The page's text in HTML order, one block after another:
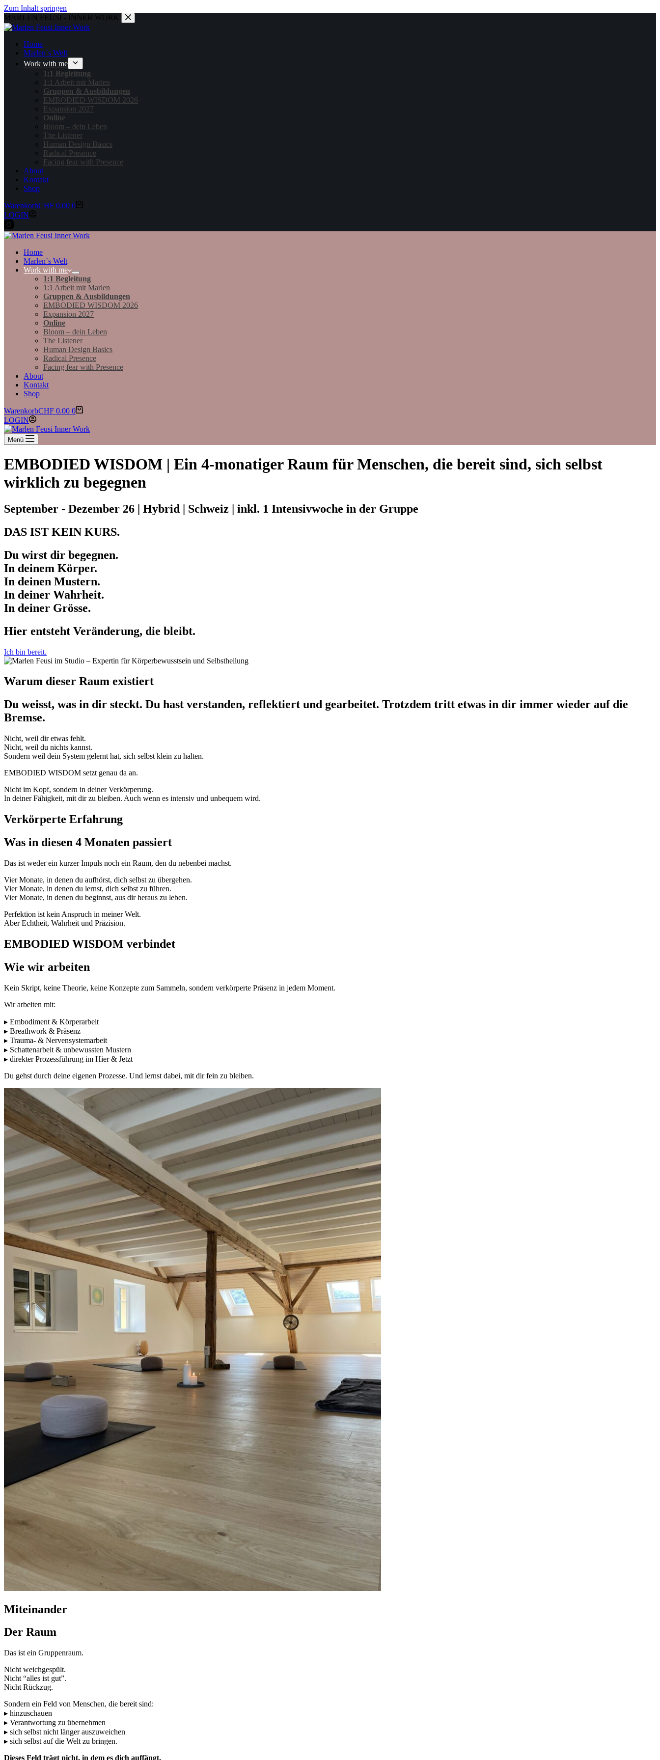
Zum Inhalt springen
MARLEN FEUSI - INNER WORK
Home
Marlen`s Welt
Work with me
1:1 Begleitung
1:1 Arbeit mit Marlen
Gruppen & Ausbildungen
EMBODIED WISDOM 2026
Expansion 2027
Online
Bloom – dein Leben
The Listener
Human Design Basics
Radical Presence
Facing fear with Presence
About
Kontakt
Shop
WarenkorbCHF 0.00 0
LOGIN
Home
Marlen`s Welt
Work with me
1:1 Begleitung
1:1 Arbeit mit Marlen
Gruppen & Ausbildungen
EMBODIED WISDOM 2026
Expansion 2027
Online
Bloom – dein Leben
The Listener
Human Design Basics
Radical Presence
Facing fear with Presence
About
Kontakt
Shop
WarenkorbCHF 0.00 0
LOGIN
Menü
EMBODIED WISDOM | Ein 4-monatiger Raum für Menschen, die bereit sind, sich selbst
wirklich zu begegnen
September - Dezember 26 | Hybrid | Schweiz | inkl. 1 Intensivwoche in der Gruppe
DAS IST KEIN KURS.
Du wirst dir begegnen.
In deinem Körper.
In deinen Mustern.
In deiner Wahrheit.
In deiner Grösse.
Hier entsteht Veränderung, die bleibt.
Ich bin bereit.
Warum dieser Raum existiert
Du weisst, was in dir steckt. Du hast verstanden, reflektiert und gearbeitet. Trotzdem tritt etwas in dir immer wieder auf die
Bremse.
Nicht, weil dir etwas fehlt.
Nicht, weil du nichts kannst.
Sondern weil dein System gelernt hat, sich selbst klein zu halten.
EMBODIED WISDOM setzt genau da an.
Nicht im Kopf, sondern in deiner Verkörperung.
In deiner Fähigkeit, mit dir zu bleiben. Auch wenn es intensiv und unbequem wird.
Verkörperte Erfahrung
Was in diesen 4 Monaten passiert
Das ist weder ein kurzer Impuls noch ein Raum, den du nebenbei machst.
Vier Monate, in denen du aufhörst, dich selbst zu übergehen.
Vier Monate, in denen du lernst, dich selbst zu führen.
Vier Monate, in denen du beginnst, aus dir heraus zu leben.
Perfektion ist kein Anspruch in meiner Welt.
Aber Echtheit, Wahrheit und Präzision.
EMBODIED WISDOM verbindet
Wie wir arbeiten
Kein Skript, keine Theorie, keine Konzepte zum Sammeln, sondern verkörperte Präsenz in jedem Moment.
Wir arbeiten mit:
▸ Embodiment & Körperarbeit
▸ Breathwork & Präsenz
▸ Trauma- & Nervensystemarbeit
▸ Schattenarbeit & unbewussten Mustern
▸ direkter Prozessführung im Hier & Jetzt
Du gehst durch deine eigenen Prozesse. Und lernst dabei, mit dir fein zu bleiben.
Miteinander
Der Raum
Das ist ein Gruppenraum.
Nicht weichgespült.
Nicht “alles ist gut”.
Nicht Rückzug.
Sondern ein Feld von Menschen, die bereit sind:
▸ hinzuschauen
▸ Verantwortung zu übernehmen
▸ sich selbst nicht länger auszuweichen
▸ sich selbst auf die Welt zu bringen.
Dieses Feld trägt nicht, in dem es dich auffängt.